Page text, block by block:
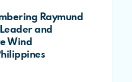
Raymund
and
Wind